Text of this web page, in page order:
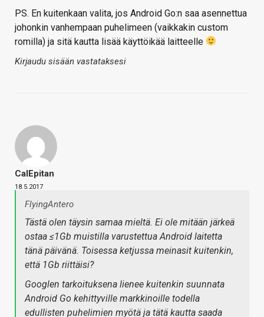
PS. En kuitenkaan valita, jos Android Go:n saa asennettua
johonkin vanhempaan puhelimeen (vaikkakin custom
romilla) ja sitä kautta lisää käyttöikää laitteelle
Kirjaudu sisään vastataksesi
CalEpitan
18.5.2017
FlyingAntero
Tästä olen täysin samaa mieltä. Ei ole mitään järkeä
ostaa ≤1Gb muistilla varustettua Android laitetta
tänä päivänä. Toisessa ketjussa meinasit kuitenkin,
että 1Gb riittäisi?
Googlen tarkoituksena lienee kuitenkin suunnata
Android Go kehittyville markkinoille todella
edullisten puhelimien myötä ja tätä kautta saada